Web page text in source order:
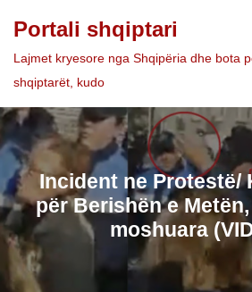
Skip
to
Portali shqiptari
Lajmet kryesore nga Shqipëria dhe bota
shqiptarët, kudo
Incident ne Protestë/
për Berishën e
moshuara